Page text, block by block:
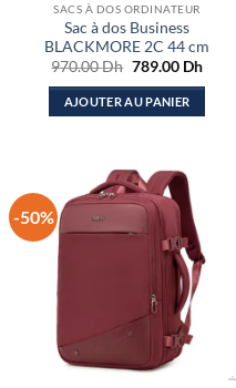
SACS À DOS ORDINATEUR
Sac à dos Business
BLACKMORE 2C 44 cm
970.00Dh Le
initial
était :
789.00 DhLe
actuel
AJOUTER AU PANIER
-50%